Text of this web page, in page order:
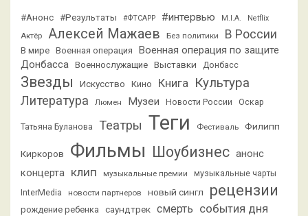
#Анонс #Результаты #ФТСАРР #интервью M.I.A. Netflix
Актёр Алексей Мажаев Без политики В России
В мире Военная операция
Военная операция по защите
Донбасса
Военнослужащие Выставки Донбасс
Звезды Искусство Кино Книга Культура
Литература Люмен Музеи Новости России Оскар
Татьяна Буланова Театры Теги Фестиваль Филипп
Киркоров Фильмы Шоубизнес анонс
концерта
клип музыкальные премии
музыкальные чарты
InterMedia
новости партнеров новый сингл рецензии
рождение ребенка саундтрек смерть события дня